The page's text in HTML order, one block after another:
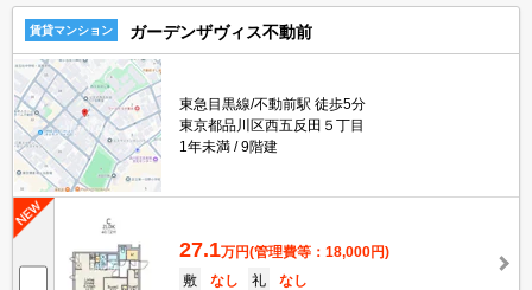
賃貸マンション ガーデンザヴィス不動前
東急目黒線/不動前駅 徒歩5分
東京都品川区西五反田５丁目
1年未満
9階建
27.1万円(管理費等：18,000円)
敷
なし 礼
なし